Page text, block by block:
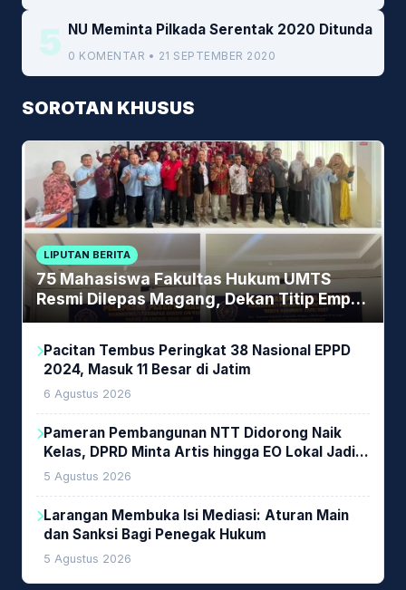
5 NU Meminta Pilkada Serentak 2020 Ditunda
0 KOMENTAR • 21 SEPTEMBER 2020
SOROTAN KHUSUS
LIPUTAN BERITA
75 Mahasiswa Fakultas Hukum UMTS
Resmi Dilepas Magang, Dekan Titip Empat
Pesan Penting
Pacitan Tembus Peringkat 38 Nasional EPPD
2024, Masuk 11 Besar di Jatim
6 Agustus 2026
Pameran Pembangunan NTT Didorong Naik
Kelas, DPRD Minta Artis hingga EO Lokal Jadi
Prioritas
5 Agustus 2026
Larangan Membuka Isi Mediasi: Aturan Main
dan Sanksi Bagi Penegak Hukum
5 Agustus 2026